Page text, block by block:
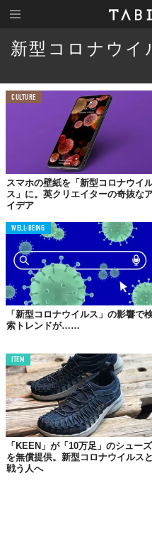
新型コロナウイ
CULTURE
スマホの壁紙を「新型コロナウイ
ス」に。英クリエイターの奇抜な
イデア
WELL-BEING
「新型コロナウイルス」の影響で
索トレンドが……
ITEM
「KEEN」が「10万足」のシューズ
を無償提供。新型コロナウイルスと
戦う人へ